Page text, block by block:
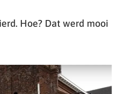
Hoe? Dat werd mooi